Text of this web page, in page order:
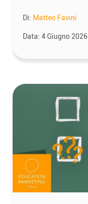
Di: Matteo Favini
Data: 4 Giugno 2026